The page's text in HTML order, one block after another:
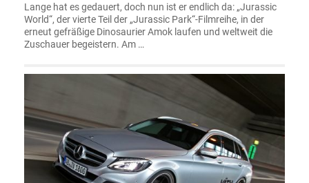
Lange hat es gedauert, doch nun ist er endlich da: „Jurassic
World“, der vierte Teil der „Jurassic Park“-Filmreihe, in der
erneut gefräßige Dinosaurier Amok laufen und weltweit die
Zuschauer begeistern. Am …